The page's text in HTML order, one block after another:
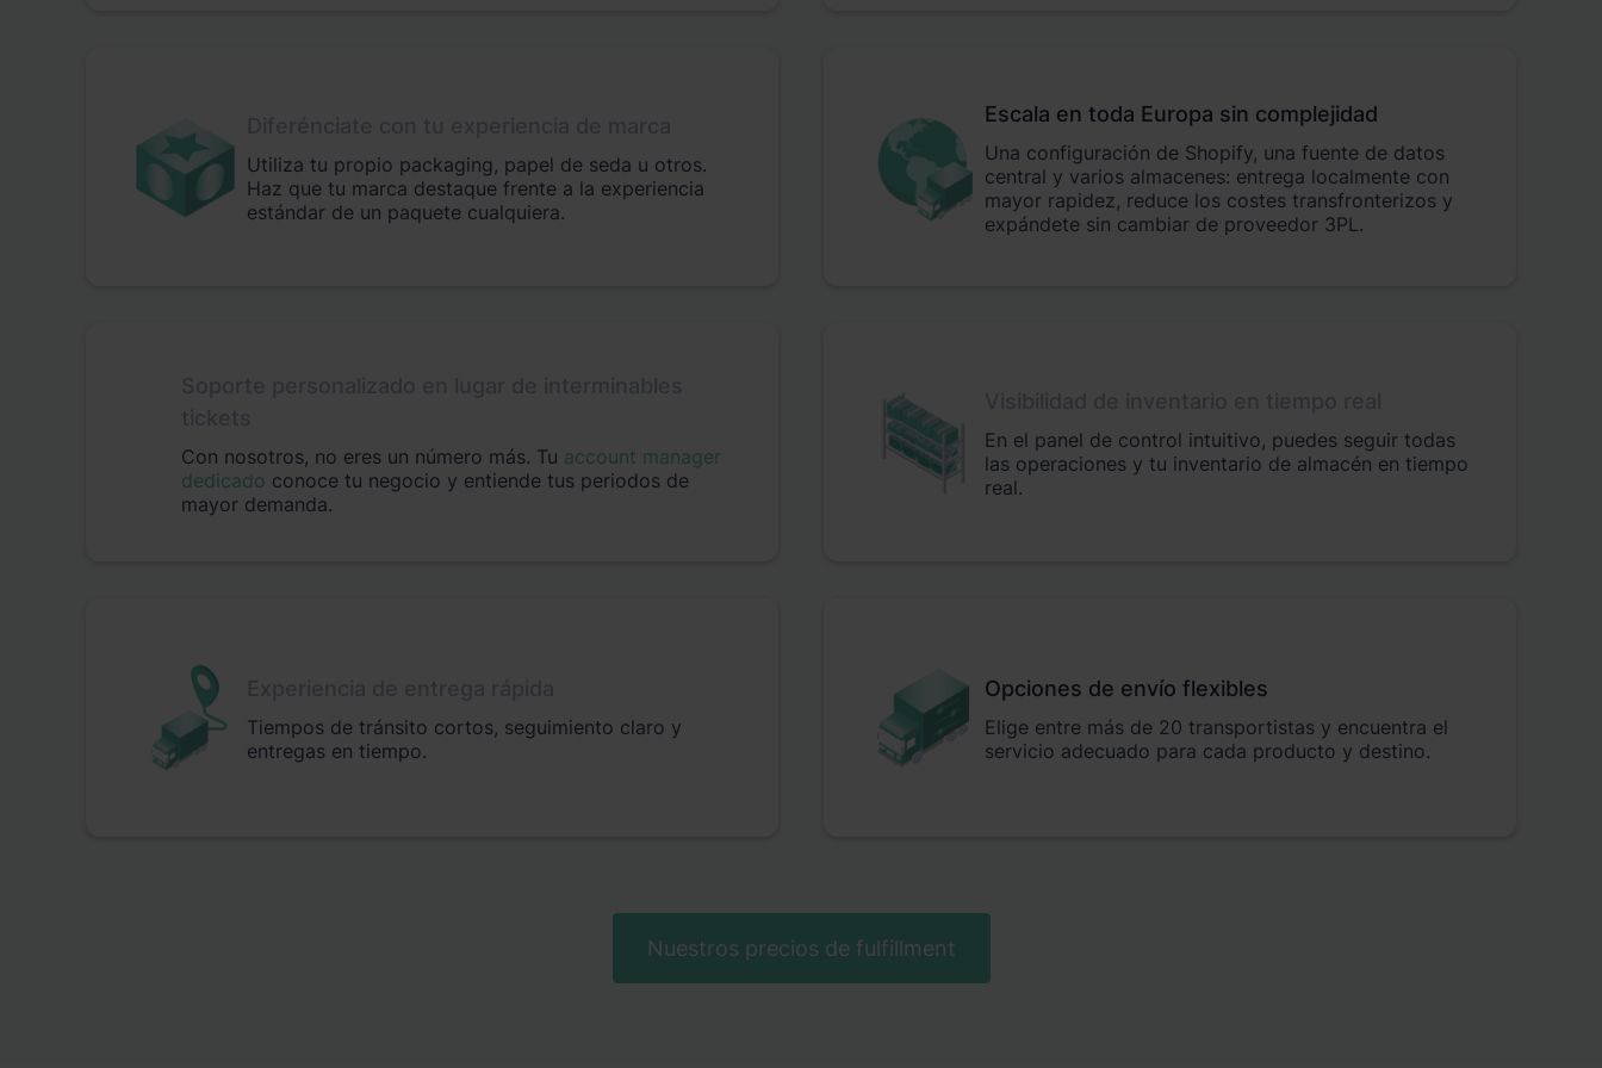
Utiliza tu propio packaging, papel de seda u otros.
Haz que tu marca destaque frente a la experiencia
estándar de un paquete cualquiera.
Escala en toda Europa sin complejidad
Una configuración de Shopify, una fuente de datos
central y varios almacenes: entrega localmente con
mayor rapidez, reduce los costes transfronterizos y
expándete sin cambiar de proveedor 3PL.
Con nosotros, no eres un número más. Tu account manager
dedicado conoce tu negocio y entiende tus periodos de
mayor demanda.
En el panel de control intuitivo, puedes seguir todas
las operaciones y tu inventario de almacén en tiempo
real.
Tiempos de tránsito cortos, seguimiento claro y
entregas en tiempo.
Opciones de envío flexibles
Elige entre más de 20 transportistas y encuentra el
servicio adecuado para cada producto y destino.
Nuestros precios de fulfillment